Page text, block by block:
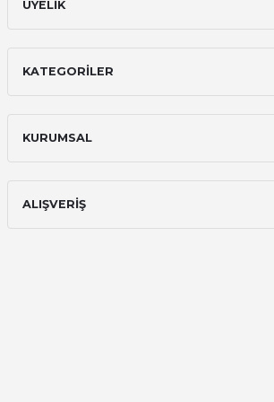
ÜYELİK
KATEGORİLER
KURUMSAL
ALIŞVERİŞ